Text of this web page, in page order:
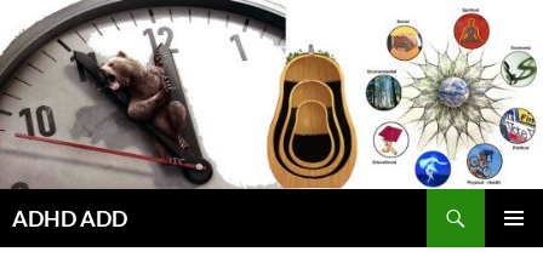
Hoppa
till
innehåll
ADHD ADD